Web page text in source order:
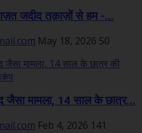
जदीद तक़ाज़ों से हम -...
May 18, 2026 50
जैसा मामला, 14 साल के छात्र...
Feb 4, 2026 141